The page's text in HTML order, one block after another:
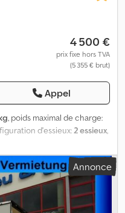
4 500 €
prix fixe hors TVA
(5 355 € brut)
Appel
, poids maximal de charge:
d'essieux:2 essieux,
de chargement:2 490
42 m³, suspension:air,
990 mm,
, taille du pneu avant:
75R17,5
, cabine
Annonce